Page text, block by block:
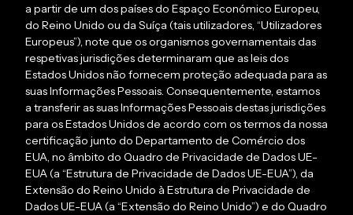
a partir de um dos países do Espaço Económico Europeu,
do Reino Unido ou da Suíça (tais utilizadores, “Utilizadores
Europeus”), note que os organismos governamentais das
respetivas jurisdições determinaram que as leis dos
Estados Unidos não fornecem proteção adequada para as
suas Informações Pessoais. Consequentemente, estamos
a transferir as suas Informações Pessoais destas jurisdições
para os Estados Unidos de acordo com os termos da nossa
certificação junto do Departamento de Comércio dos
EUA, no âmbito do Quadro de Privacidade de Dados UE-
EUA (a “Estrutura de Privacidade de Dados UE-EUA”), da
Extensão do Reino Unido à Estrutura de Privacidade de
Dados UE-EUA (a “Extensão do Reino Unido”) e do Quadro